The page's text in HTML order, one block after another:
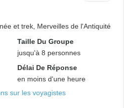
et trek, Merveilles de l'Antiquité
Taille Du Groupe
jusqu'à 8 personnes
Délai De Réponse
en moins d'une heure
sur les voyagistes